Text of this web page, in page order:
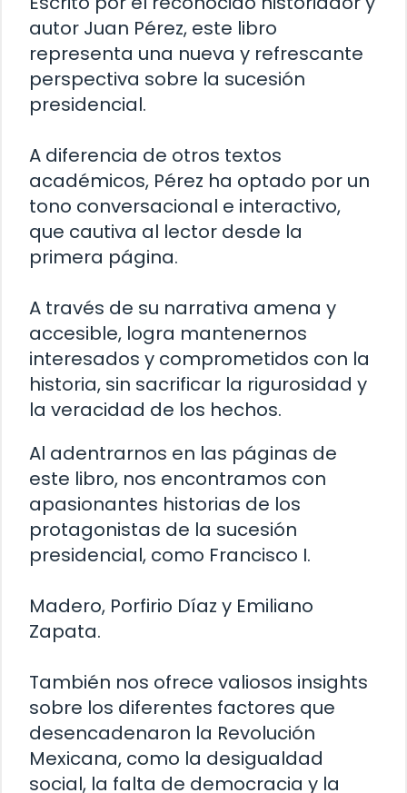
autor Juan Pérez, este libro
representa una nueva y refrescante
perspectiva sobre la sucesión
presidencial.
A diferencia de otros textos
académicos, Pérez ha optado por un
tono conversacional e interactivo,
que cautiva al lector desde la
primera página.
A través de su narrativa amena y
accesible, logra mantenernos
interesados y comprometidos con la
historia, sin sacrificar la rigurosidad y
la veracidad de los hechos.
Al adentrarnos en las páginas de
este libro, nos encontramos con
apasionantes historias de los
protagonistas de la sucesión
presidencial, como Francisco I.
Madero, Porfirio Díaz y Emiliano
Zapata.
También nos ofrece valiosos insights
sobre los diferentes factores que
desencadenaron la Revolución
Mexicana, como la desigualdad
social, la falta de democracia y la